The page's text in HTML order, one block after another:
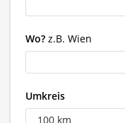
Wo? z.B. Wien
Umkreis